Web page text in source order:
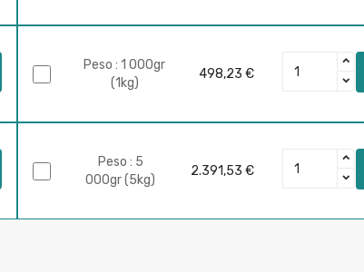
Peso : 1 000gr
(1kg)
498,23 €
Peso : 5
000gr (5kg)
2.391,53 €